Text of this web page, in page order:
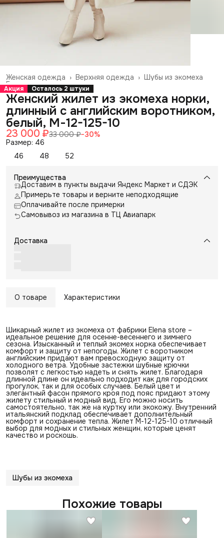
Шубы из экомеха
Верхняя одежда ›
Женская одежда ›
Главная ›
Акция Осталось 2 штуки
Женский жилет из экомеха норки,
длинный с английским воротником,
белый, М-12-125-10
23 000 ₽33 000 ₽−30%
Размер: 46
46
48 52
Преимущества
Доставим в пункты выдачи Яндекс Маркет и СДЭК
Примерьте товары и верните неподходящие
Оплачивайте после примерки
Самовывоз из магазина в ТЦ Авиапарк
Доставка
О товаре Характеристики
Шикарный жилет из экомеха от фабрики Elena store –
идеальное решение для осенне-весеннего и зимнего
сезона. Изысканный и теплый экомех норка обеспечивает
комфорт и защиту от непогоды. Жилет с воротником
английским придают вам превосходную защиту от
холодного ветра. Удобные застежки шубные крючки
позволят с легкостью надеть и снять жилет. Благодаря
длинной длине он идеально подходит как для городских
прогулок, так и для особых случаев. Белый цвет и
элегантный фасон прямого кроя под пояс придают этому
жилету стильный и модный вид. Его можно носить
самостоятельно, так же на куртку или экокожу. Внутренний
итальянский подклад обеспечивает дополнительный
комфорт и сохранение тепла. Жилет М-12-125-10 отличный
выбор для модных и стильных женщин, которые ценят
качество и роскошь.
Шубы из экомеха
Похожие товары